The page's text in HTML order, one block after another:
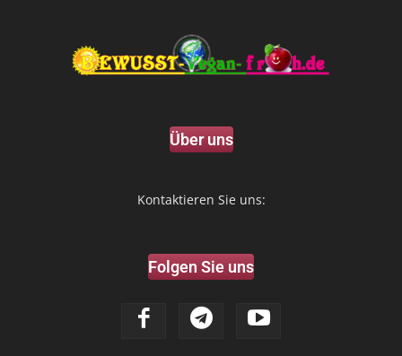
Über uns
Kontaktieren Sie uns:
Folgen Sie uns